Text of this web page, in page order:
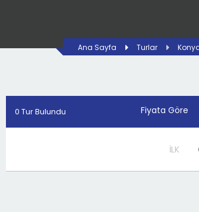
Ana Sayfa Turlar
0 Tur Bulundu
İLK